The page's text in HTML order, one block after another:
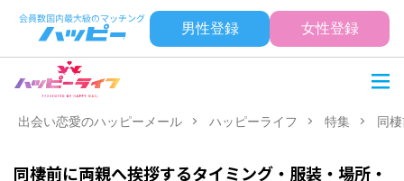
男性登録 女性登録
出会い恋愛のハッピーメール ハッピーライフ 特集 同
同棲前に両親へ挨拶するタイミング・服装・場所・